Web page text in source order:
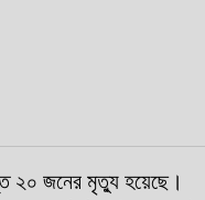
২০ জনের মৃত্যু হয়েছে।